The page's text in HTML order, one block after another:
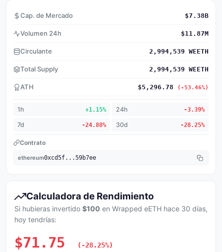
Cap. de Mercado $7.38B
Volumen 24h $11.87M
Circulante 2,994,539 WEETH
Total Supply 2,994,539 WEETH
ATH $5,296.78 (-53.46%)
1h +1.15% 24h -3.39%
7d -24.88% 30d -28.25%
Contrato
ethereum0xcd5f...59b7ee
Calculadora de Rendimiento
Si hubieras invertido $100 en Wrapped eETH hace 30 días,
hoy tendrías:
$71.75 (-28.25%)